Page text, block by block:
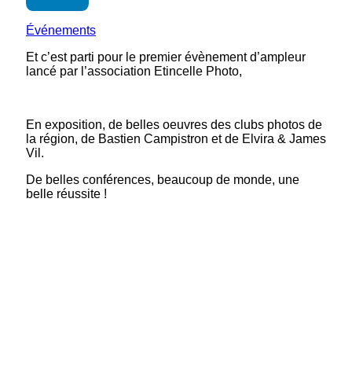
Événements
Et c’est parti pour le premier évènement d’ampleur
lancé par l’association Etincelle Photo,
En exposition, de belles oeuvres des clubs photos de
la région, de Bastien Campistron et de Elvira & James
Vil.
De belles conférences, beaucoup de monde, une
belle réussite !